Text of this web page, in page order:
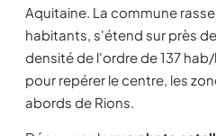
Aquitaine. La commune
habitants, s'étend sur près
densité de l'ordre de 137
pour repérer le centre, les
abords de Rions.